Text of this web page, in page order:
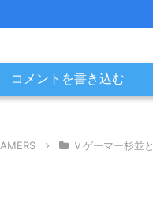
コメントを書き込む
Ｖゲーマー杉並